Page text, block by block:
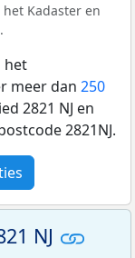
Kadaster en
het
meer dan 250
2821 NJ en
2821NJ.
NJ